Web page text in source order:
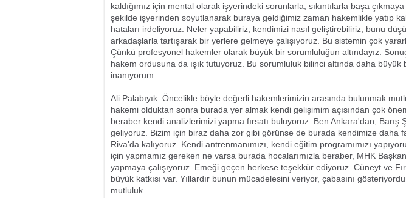
kaldığımız için mental olarak işyerindeki sorunlarla, sıkıntılarla başa
şekilde işyerinden soyutlanarak buraya geldiğimiz zaman hakemlikle yatıp
hataları irdeliyoruz. Neler yapabiliriz, kendimizi nasıl geliştirebiliriz, bunu
arkadaşlarla tartışarak bir yerlere gelmeye çalışıyoruz. Bu sistemin çok
Çünkü profesyonel hakemler olarak büyük bir sorumluluğun altındayız.
hakem ordusuna da ışık tutuyoruz. Bu sorumluluk bilinci altında daha büyük
inanıyorum.
Ali Palabıyık: Öncelikle böyle değerli hakemlerimizin arasında bulunmak
hakemi olduktan sonra burada yer almak kendi gelişimim açısından çok
beraber kendi analizlerimizi yapma fırsatı buluyoruz. Ben Ankara'dan, Barış
geliyoruz. Bizim için biraz daha zor gibi görünse de burada kendimize daha
Riva'da kalıyoruz. Kendi antrenmanımızı, kendi eğitim programımızı
için yapmamız gereken ne varsa burada hocalarımızla beraber, MHK
yapmaya çalışıyoruz. Emeği geçen herkese teşekkür ediyoruz. Cüneyt ve
büyük katkısı var. Yıllardır bunun mücadelesini veriyor, çabasını
mutluluk.